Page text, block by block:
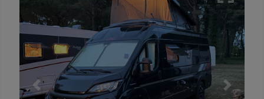
Previous Next